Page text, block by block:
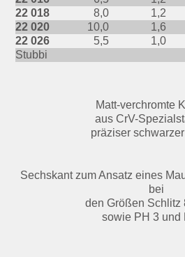
22 018
8,0 1,2
22 020
10,0 1,6
22 026
5,5 1,0
Stubbi
Matt-verchromte
aus CrV-
präziser
Sechskant zum Ansatz eines
bei
den Größen Schlitz
sowie PH 3 und